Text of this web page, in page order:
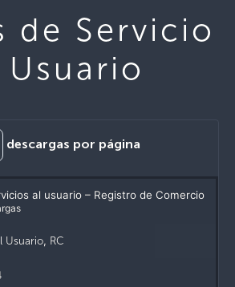
de Servicio
descargas por página
al usuario – Registro de Comercio
Usuario, RC